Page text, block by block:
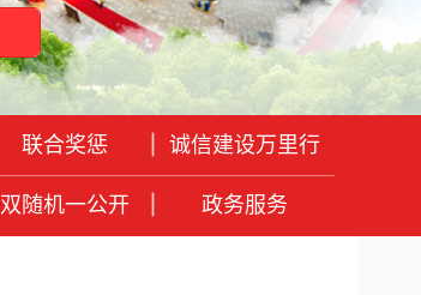
联合奖惩 诚信建设万里行
双随机一公开 政务服务